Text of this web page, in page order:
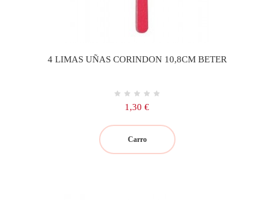
4 LIMAS UÑAS CORINDON 10,8CM BETER
Precio
1,30 €
Carro